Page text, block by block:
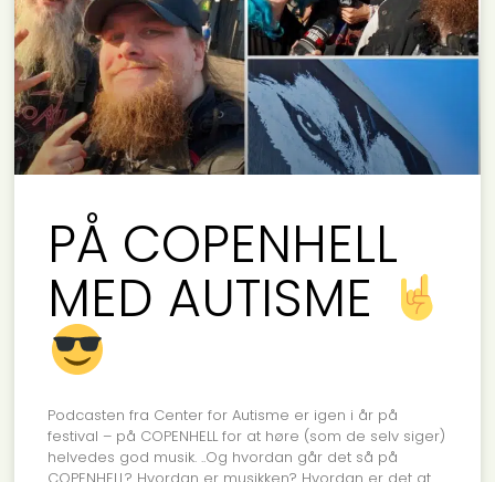
PÅ COPENHELL
MED AUTISME
Podcasten fra Center for Autisme er igen i år på
festival – på COPENHELL for at høre (som de selv siger)
helvedes god musik. ..Og hvordan går det så på